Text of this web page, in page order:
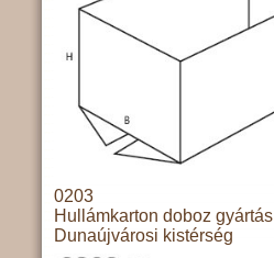
0203
Hullámkarton doboz gyártás
Dunaújvárosi kistérség